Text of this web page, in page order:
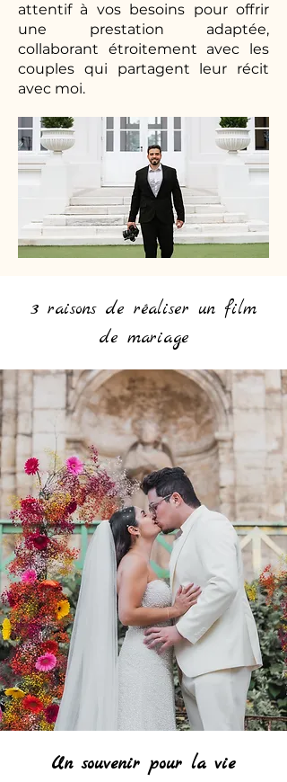
attentif à vos besoins pour offrir
une prestation adaptée,
collaborant étroitement avec les
couples qui partagent leur récit
avec moi.
3 raisons de réaliser un film
de mariage
Un souvenir pour la vie